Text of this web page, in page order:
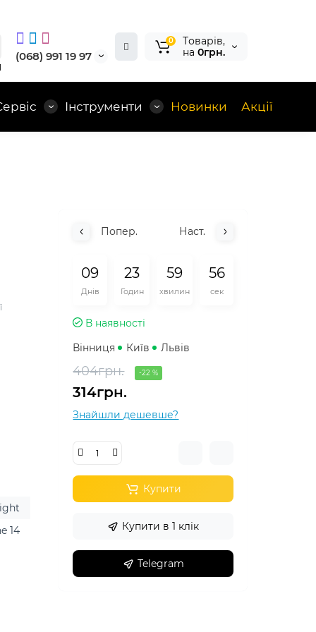
(068) 991 19 97
0
Tоварів,
на 0грн.
Інструменти Новинки Акції
14
Попер. Наст.
09
Днів
23
Годин
59
хвилин
55
сек
В наявності
Вінниця
Київ Львів
404грн. -22 %
314грн.
Знайшли дешевше?
Купити
Купити в 1 клік
Telegram